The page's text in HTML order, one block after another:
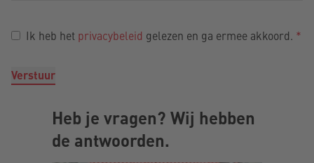
Ik heb het privacybeleid gelezen en ga ermee akkoord. *
Verstuur
Heb je vragen? Wij hebben
de antwoorden.